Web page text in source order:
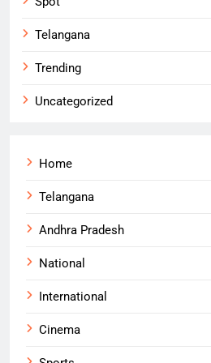
Telangana
Trending
Uncategorized
Home
Telangana
Andhra Pradesh
National
International
Cinema